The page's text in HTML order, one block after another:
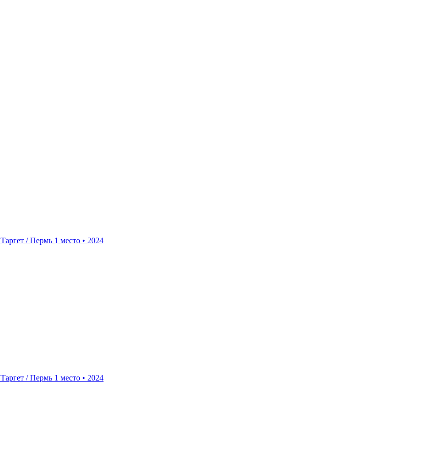
Таргет / Пермь 1 место • 2024
Таргет / Пермь 1 место • 2024